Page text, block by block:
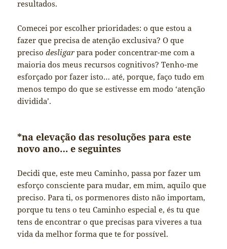
resultados.
Comecei por escolher prioridades: o que estou a
fazer que precisa de atenção exclusiva? O que
precisodesligar para poder concentrar-me com a
maioria dos meus recursos cognitivos? Tenho-me
esforçado por fazer isto… até, porque, faço tudo em
menos tempo do que se estivesse em modo ‘atenção
dividida’.
*na elevação das resoluções para este
novo ano… e seguintes
Decidi que, este meu Caminho, passa por fazer um
esforço consciente para mudar, em mim, aquilo que
preciso. Para ti, os pormenores disto não importam,
porque tu tens o teu Caminho especial e, és tu que
tens de encontrar o que precisas para viveres a tua
vida da melhor forma que te for possível.